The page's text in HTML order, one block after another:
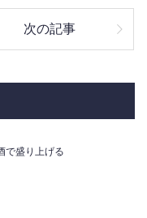
次の記事
盛り上げる